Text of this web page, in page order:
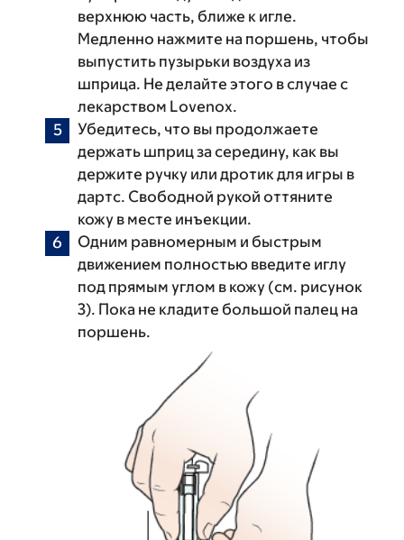
верхнюю часть, ближе к игле.
Медленно нажмите на поршень, чтобы
выпустить пузырьки воздуха из
шприца. Не делайте этого в случае с
лекарством Lovenox.
Убедитесь, что вы продолжаете
держать шприц за середину, как вы
держите ручку или дротик для игры в
дартс. Свободной рукой оттяните
кожу в месте инъекции.
Одним равномерным и быстрым
движением полностью введите иглу
под прямым углом в кожу (см. рисунок
3). Пока не кладите большой палец на
поршень.